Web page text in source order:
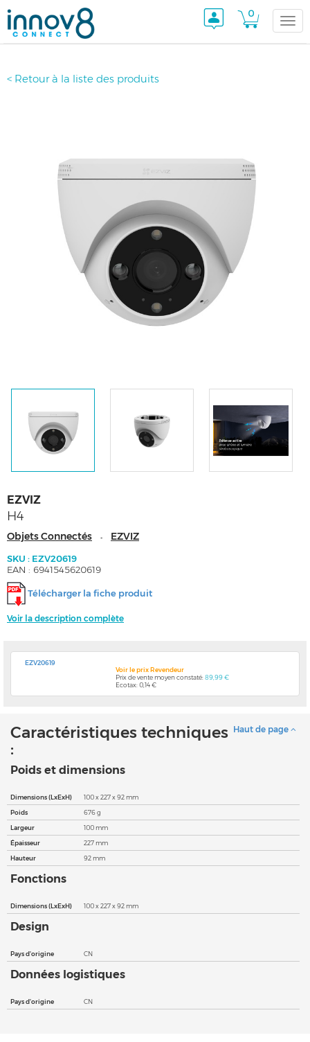
0
< Retour à la liste des produits
EZVIZ
H4
Objets Connectés - EZVIZ
SKU : EZV20619
EAN : 6941545620619
Télécharger la fiche produit
Voir la description complète
EZV20619
Voir le prix Revendeur
Prix de vente moyen constaté:89,99 €
Ecotax: 0,14 €
Haut de page
Caractéristiques techniques
:
Poids et dimensions
Dimensions (LxExH)
100 x 227 x 92 mm
Poids
676 g
Largeur
100 mm
Épaisseur
227 mm
Hauteur
92 mm
Fonctions
Dimensions (LxExH) 100 x 227 x 92 mm
Design
Pays d'origine CN
Données logistiques
Pays d'origine CN